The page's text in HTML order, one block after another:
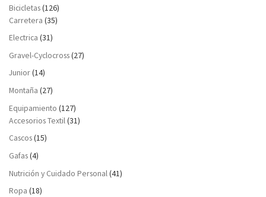
Bicicletas(126)
Carretera (35)
Electrica (31)
Gravel-Cyclocross(27)
Junior(14)
Montaña (27)
Equipamiento (127)
Accesorios Textil(31)
Cascos(15)
Gafas(4)
Nutrición y Cuidado Personal (41)
Ropa (18)